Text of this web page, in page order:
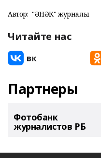
Автор: "ҺӘНӘК" журналы
Читайте нас
Партнеры
Фотобанк
журналистов РБ